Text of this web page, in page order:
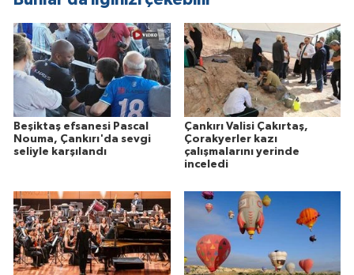
Beşiktaş efsanesi Pascal
Nouma, Çankırı'da sevgi
seliyle karşılandı
Çankırı Valisi Çakırtaş,
Çorakyerler kazı
çalışmalarını yerinde
inceledi